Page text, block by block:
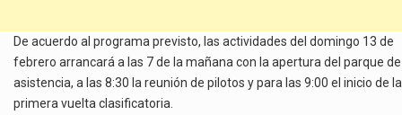
De acuerdo al programa previsto, las actividades del domingo 13 de
febrero arrancará a las 7 de la mañana con la apertura del parque de
asistencia, a las 8:30 la reunión de pilotos y para las 9:00 el inicio de la
primera vuelta clasificatoria.